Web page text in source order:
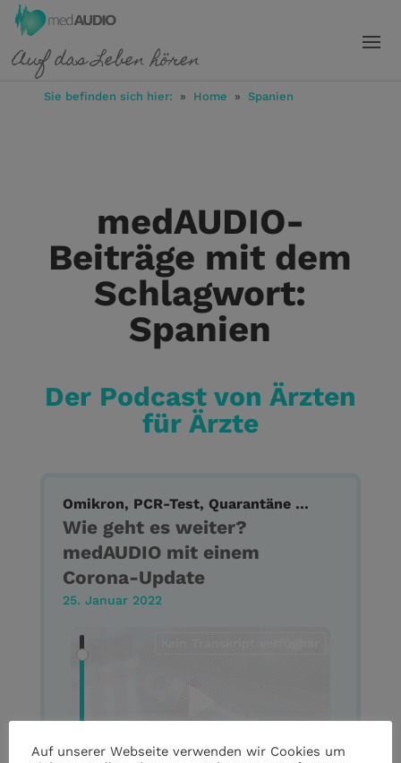
Sie befinden sich hier: » Home » Spanien
medAUDIO-
Beiträge mit dem
Schlagwort:
Spanien
Der Podcast von Ärzten
für Ärzte
Omikron, PCR-Test, Quarantäne …
Wie geht es weiter?
medAUDIO mit einem
Corona-Update
25. Januar 2022
Auf unserer Webseite verwenden wir Cookies um